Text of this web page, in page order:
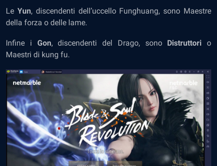
Le Yun, discendenti dell’uccello Funghuang, sono Maestre
della forza o delle lame.
Infine i Gon, discendenti del Drago, sono Distruttori o
Maestri di kung fu.